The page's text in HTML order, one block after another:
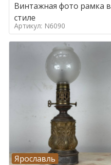
Винтажная фото рамка в
стиле
Артикул: N6090
Ярославль